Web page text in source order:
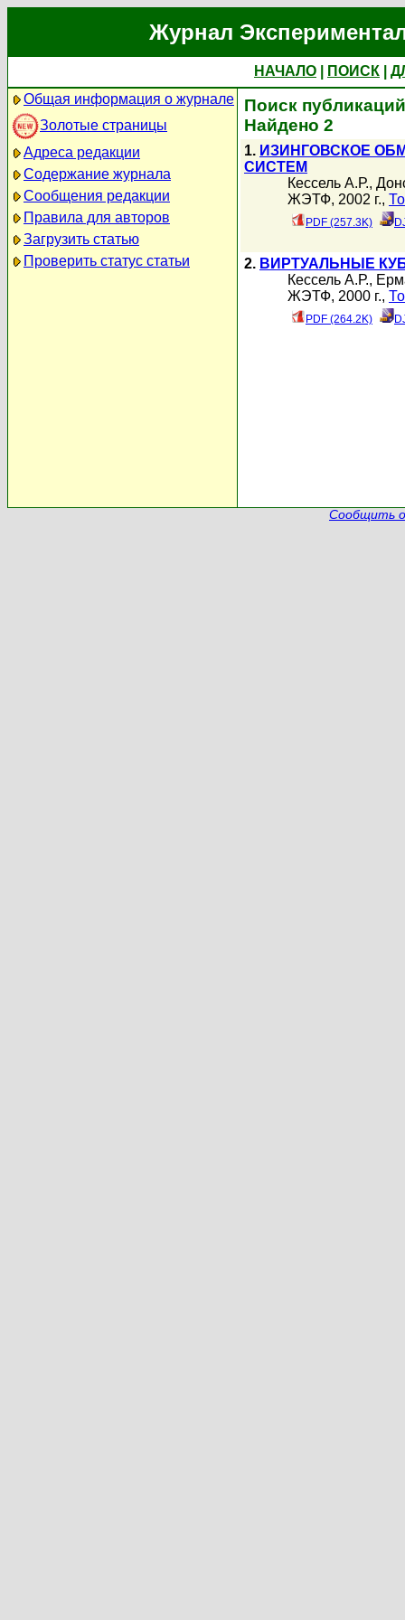
Журнал
НАЧАЛО ПОИСК
Общая информация о журнале
Золотые страницы
Адреса редакции
Содержание журнала
Сообщения редакции
Правила для авторов
Загрузить статью
Проверить статус статьи
Поиск
Найдено 2
1. ИЗИНГОВСКОЕ
СИСТЕМ
Кессель А.Р.,
ЖЭТФ, 2002 г.,
PDF (257.3K)
2. ВИРТУАЛЬНЫЕ
Кессель А.Р.,
ЖЭТФ, 2000 г.,
PDF (264.2K)
Сообщить о